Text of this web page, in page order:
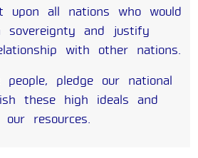
upon all nations who would
sovereignty and justify
with other nations.
pledge our national
these high ideals and
resources.